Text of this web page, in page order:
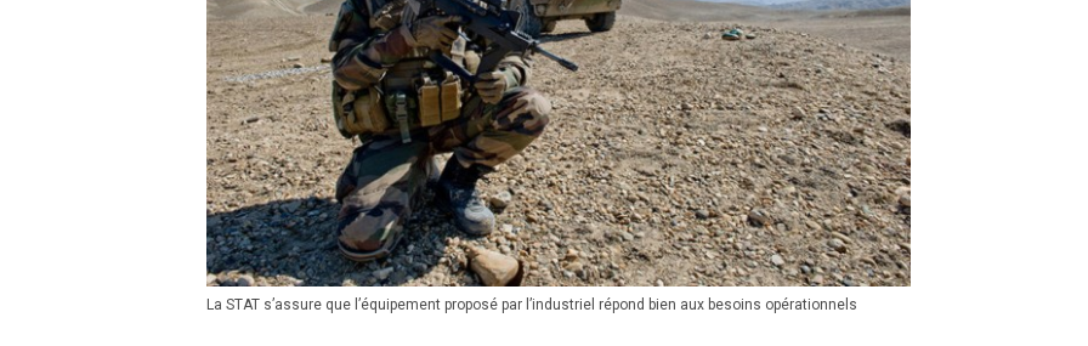
La STAT s’assure que l’équipement proposé par l’industriel répond bien aux besoins opérationnels